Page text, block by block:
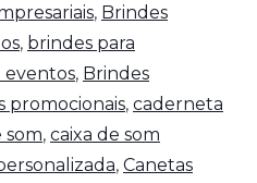
, Brindes
, brindes para
eventos, Brindes
promocionais, caderneta
som, caixa de som
, Canetas